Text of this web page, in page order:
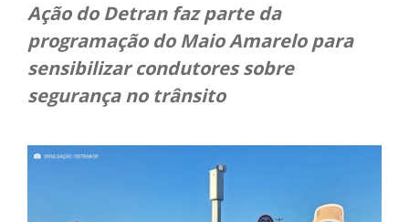
Ação do Detran faz parte da
programação do Maio Amarelo para
sensibilizar condutores sobre
segurança no trânsito